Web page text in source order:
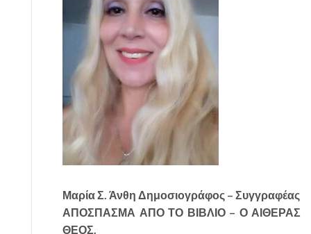
Μαρία Σ. Άνθη Δημοσιογράφος – Συγγραφέας
ΑΠΟΣΠΑΣΜΑ ΑΠΟ ΤΟ ΒΙΒΛΙΟ – Ο ΑΙΘΕΡΑΣ
ΘΕΟΣ.